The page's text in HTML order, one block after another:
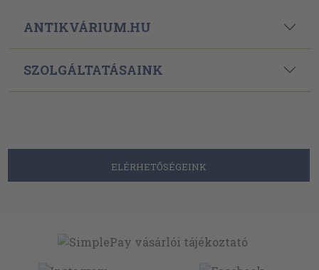
ANTIKVÁRIUM.HU
SZOLGÁLTATÁSAINK
ELÉRHETŐSÉGEINK